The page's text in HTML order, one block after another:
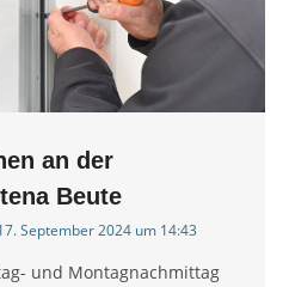
an der
Beute
September 2024 um 14:43
und Montagnachmittag